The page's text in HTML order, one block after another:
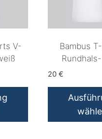
der
Produktseite
gewählt
werden
V-
Bambus
20 €